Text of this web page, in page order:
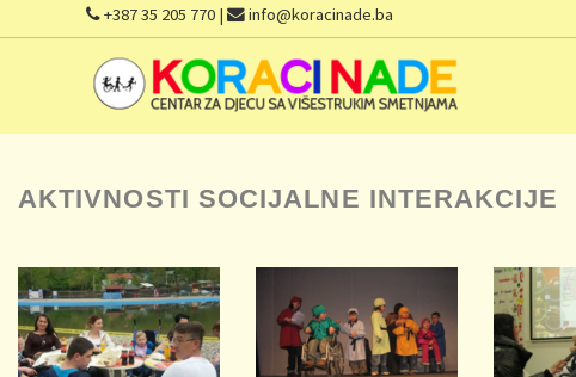
+387 35 205 770 | info@koracinade.ba
AKTIVNOSTI SOCIJALNE INTERAKCIJE